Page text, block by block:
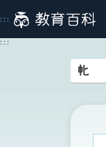
到
主
:::
:::